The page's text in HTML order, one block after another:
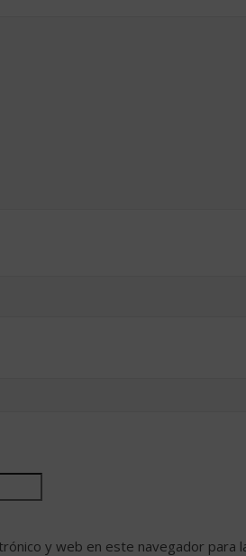
y web en este navegador para